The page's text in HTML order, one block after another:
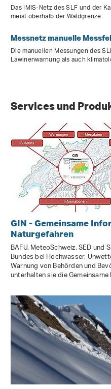
Das IMIS-Netz des SLF und der
meist oberhalb der Waldgrenze.
Messnetz manuelle
Die manuellen Messungen des
Lawinenwarnung als auch
Services und
GIN - Gemeinsame
Naturgefahren
BAFU, MeteoSchweiz, SED und
Bundes bei Hochwasser,
Warnung von Behörden und
unterhalten sie die